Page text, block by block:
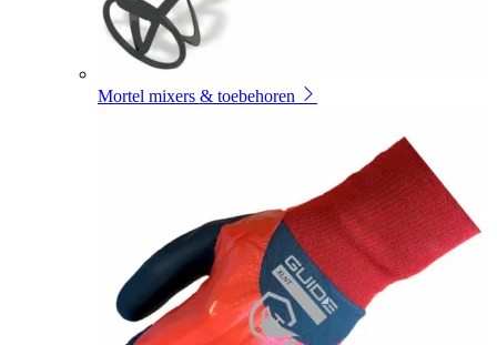
Mortel mixers & toebehoren